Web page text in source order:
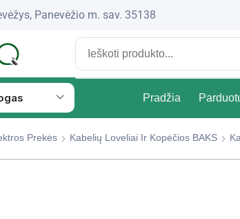
Panevėžio m. sav. 35138
Pradžia
Prekės Kabelių Loveliai Ir Kopėčios BAKS